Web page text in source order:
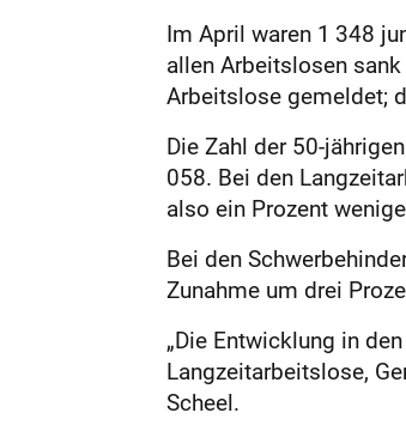
Im April waren 1 348
allen Arbeitslosen
Arbeitslose gemeldet;
Die Zahl der 50-
058. Bei den
also ein Prozent
Bei den
Zunahme um drei
„Die Entwicklung in
Langzeitarbeitslose,
Scheel.